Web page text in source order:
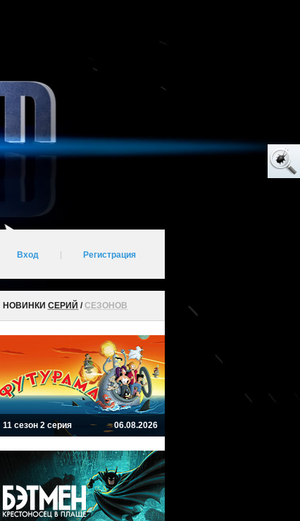
Вход Регистрация
НОВИНКИ СЕРИЙ /СЕЗОНОВ
11 сезон 2 серия 06.08.2026